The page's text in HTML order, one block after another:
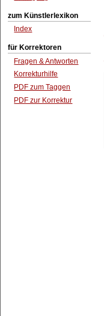
zum Künstlerlexikon
Index
für Korrektoren
Fragen & Antworten
Korrekturhilfe
PDF zum Taggen
PDF zur Korrektur